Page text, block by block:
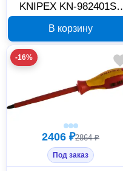
KNIPEX KN-982401SL
В корзину
-16%
2406 ₽2864 ₽
Под заказ